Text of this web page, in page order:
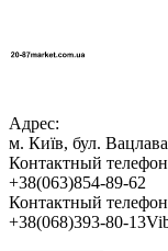
Адрес:
м. Київ, бул.
Контактный
+38(063)854-89-62
Контактный
+38(068)393-80-